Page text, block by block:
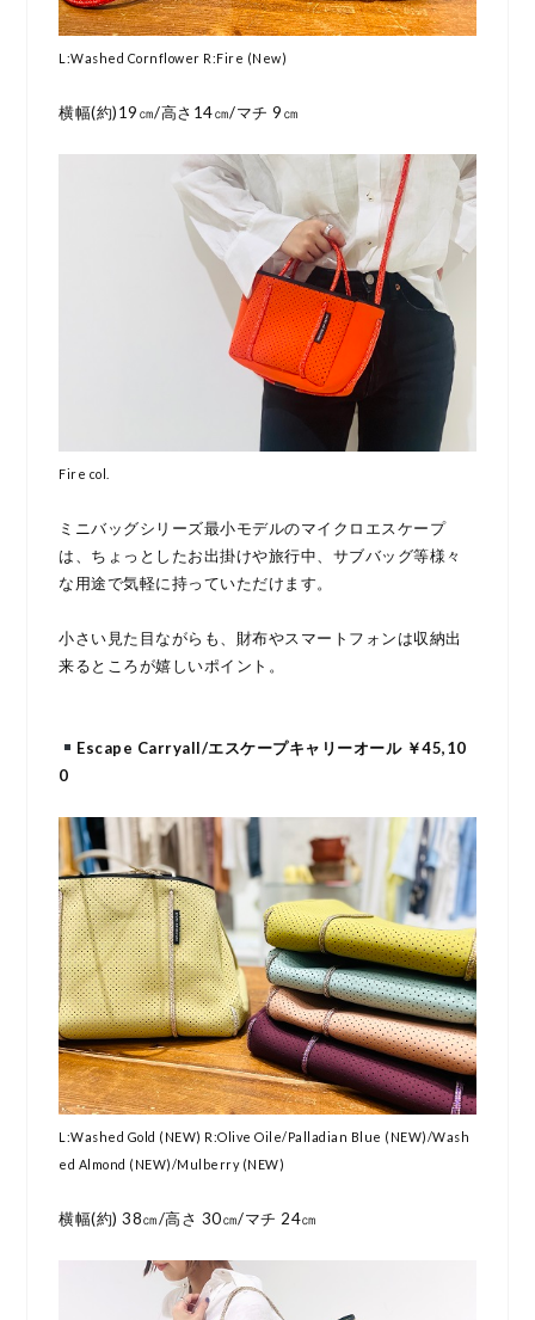
L:Washed Cornflower R:Fire (New)
横幅(約)19㎝/高さ14㎝/マチ 9㎝
Fire col.
ミニバッグシリーズ最小モデルのマイクロエスケープ
は、ちょっとしたお出掛けや旅行中、サブバッグ等様々
な用途で気軽に持っていただけます。
小さい見た目ながらも、財布やスマートフォンは収納出
来るところが嬉しいポイント。
Escape Carryall/エスケープキャリーオール ￥45,10
0
L:Washed Gold (NEW) R:Olive Oile/Palladian Blue (NEW)/Wash
ed Almond (NEW)/Mulberry (NEW)
横幅(約) 38㎝/高さ 30㎝/マチ 24㎝